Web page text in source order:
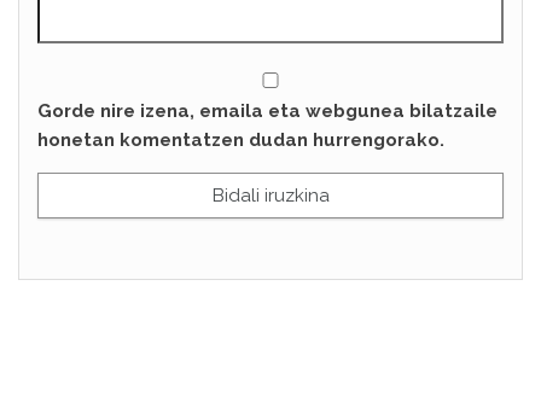
Gorde nire izena, emaila eta webgunea bilatzaile
honetan komentatzen dudan hurrengorako.